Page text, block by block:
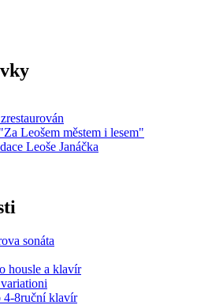
Leošem městem i lesem"
Leoše Janáčka
sonáta
housle a klavír
4-8ruční klavír